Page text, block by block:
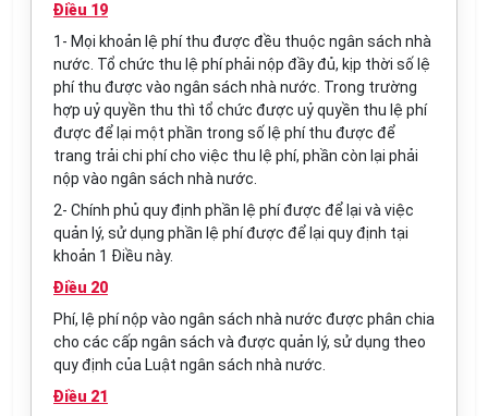
Điều 19
1- Mọi khoản lệ phí thu được đều thuộc ngân sách nhà
nước. Tổ chức thu lệ phí phải nộp đầy đủ, kịp thời số lệ
phí thu được vào ngân sách nhà nước. Trong trường
hợp uỷ quyền thu thì tổ chức được uỷ quyền thu lệ phí
được để lại một phần trong số lệ phí thu được để
trang trải chi phí cho việc thu lệ phí, phần còn lại phải
nộp vào ngân sách nhà nước.
2- Chính phủ quy định phần lệ phí được để lại và việc
quản lý, sử dụng phần lệ phí được để lại quy định tại
khoản 1 Điều này.
Điều 20
Phí, lệ phí nộp vào ngân sách nhà nước được phân chia
cho các cấp ngân sách và được quản lý, sử dụng theo
quy định của Luật ngân sách nhà nước.
Điều 21